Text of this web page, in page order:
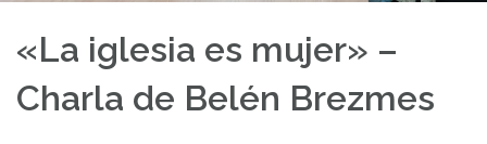
«La iglesia es mujer» –
Charla de Belén Brezmes